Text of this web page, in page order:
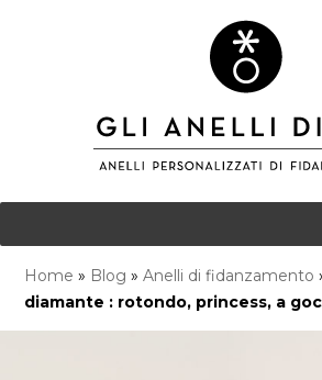
Home » Blog »Anelli di fidanzamento
diamante : rotondo, princess, a